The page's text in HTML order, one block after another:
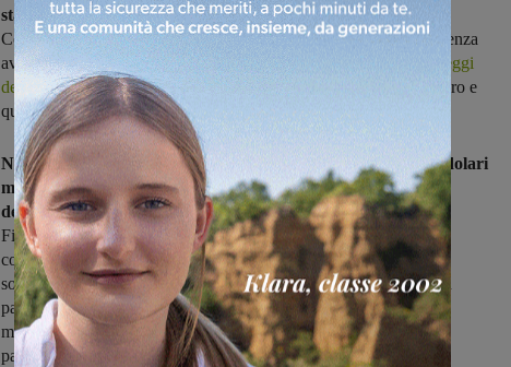
stata rimandata alla prossima seduta consiliare, visto che il
Consiglio comunale di Figline e Incisa si è chiuso a mezzanotte senza
aver concluso tutto l'Ordine del giorno: ma
il problema dei parcheggi
della stazione ferroviaria, quello di piazzale Caduti di Pian d'Albero e
quello di piazza della Libertà, rimane al centro dell'attenzione.
Nei giorni scorsi il dibattito si è animato soprattutto fra i pendolari
membri del Comitato, che hanno storto il naso all'ipotesi
dell'introduzione di forme di pagamentoper i non residenti di
Figline e Incisa: era una delle ipotesi prospettate nella mozione, e
comunque presentate come "da valutare". Perché il problema,
sottolineava il documento, è di un sovraffollamento costante di un
parcheggio che serve a residenti di tutto il Valdarno, ma sulla cui
manutenzione e gestione si impegna soltanto (economicamente
parlando) il comune di Figline e Incisa.